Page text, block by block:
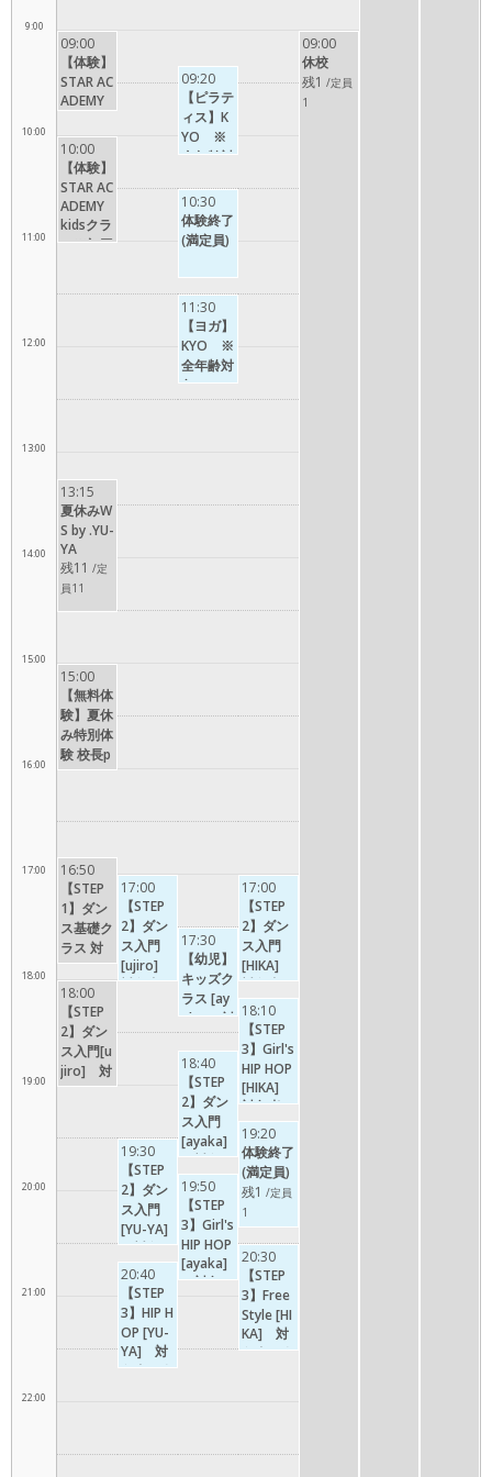
9:00
10:00
11:00
12:00
13:00
14:00
15:00
16:00
17:00
18:00
19:00
20:00
21:00
22:00
09:00
【体験】
STAR AC
ADEMY
ラス(未
就学児)
※初回体
験無料
10:00
【体験】
STAR AC
ADEMY
kidsクラ
ス※初回
13:15
夏休みW
S by .YU-
YA
残11 /定
員11
15:00
【無料体
験】夏休
み特別体
験 校長p
resents
16:50
【STEP
1】ダン
ス基礎ク
ラス 対
象者：小
学1年生
以上
18:00
【STEP
2】ダン
ス入門[u
jiro] 対
象者：成
17:00
【STEP
2】ダン
ス入門
[ujiro]
対象者：
19:30
【STEP
2】ダン
ス入門
[YU-YA]
対象
者：小
１〜高３
20:40
【STEP
3】HIP H
OP [YU-
YA] 対
象者：全
09:20
【ピラテ
ィス】K
YO ※
全年齢対
10:30
体験終了
(満定員)
11:30
【ヨガ】
KYO ※
全年齢対
象
17:30
【幼児】
キッズク
ラス [ay
aka] 対
象者：３
歳〜６歳
(幼児)
18:40
【STEP
2】ダン
ス入門
[ayaka]
対象
者：小
１〜高３
19:50
【STEP
3】Girl's
HIP HOP
[ayaka]
対象
17:00
【STEP
2】ダン
ス入門
[HIKA]
対象者：
小１〜高
３
18:10
【STEP
3】Girl's
HIP HOP
[HIKA]
対象者：
全年齢対
象(※幼
児除く)
19:20
体験終了
(満定員)
残1 /定員
1
20:30
【STEP
3】Free
Style [HI
KA] 対
象者：全
09:00
休校
残1 /定員
1